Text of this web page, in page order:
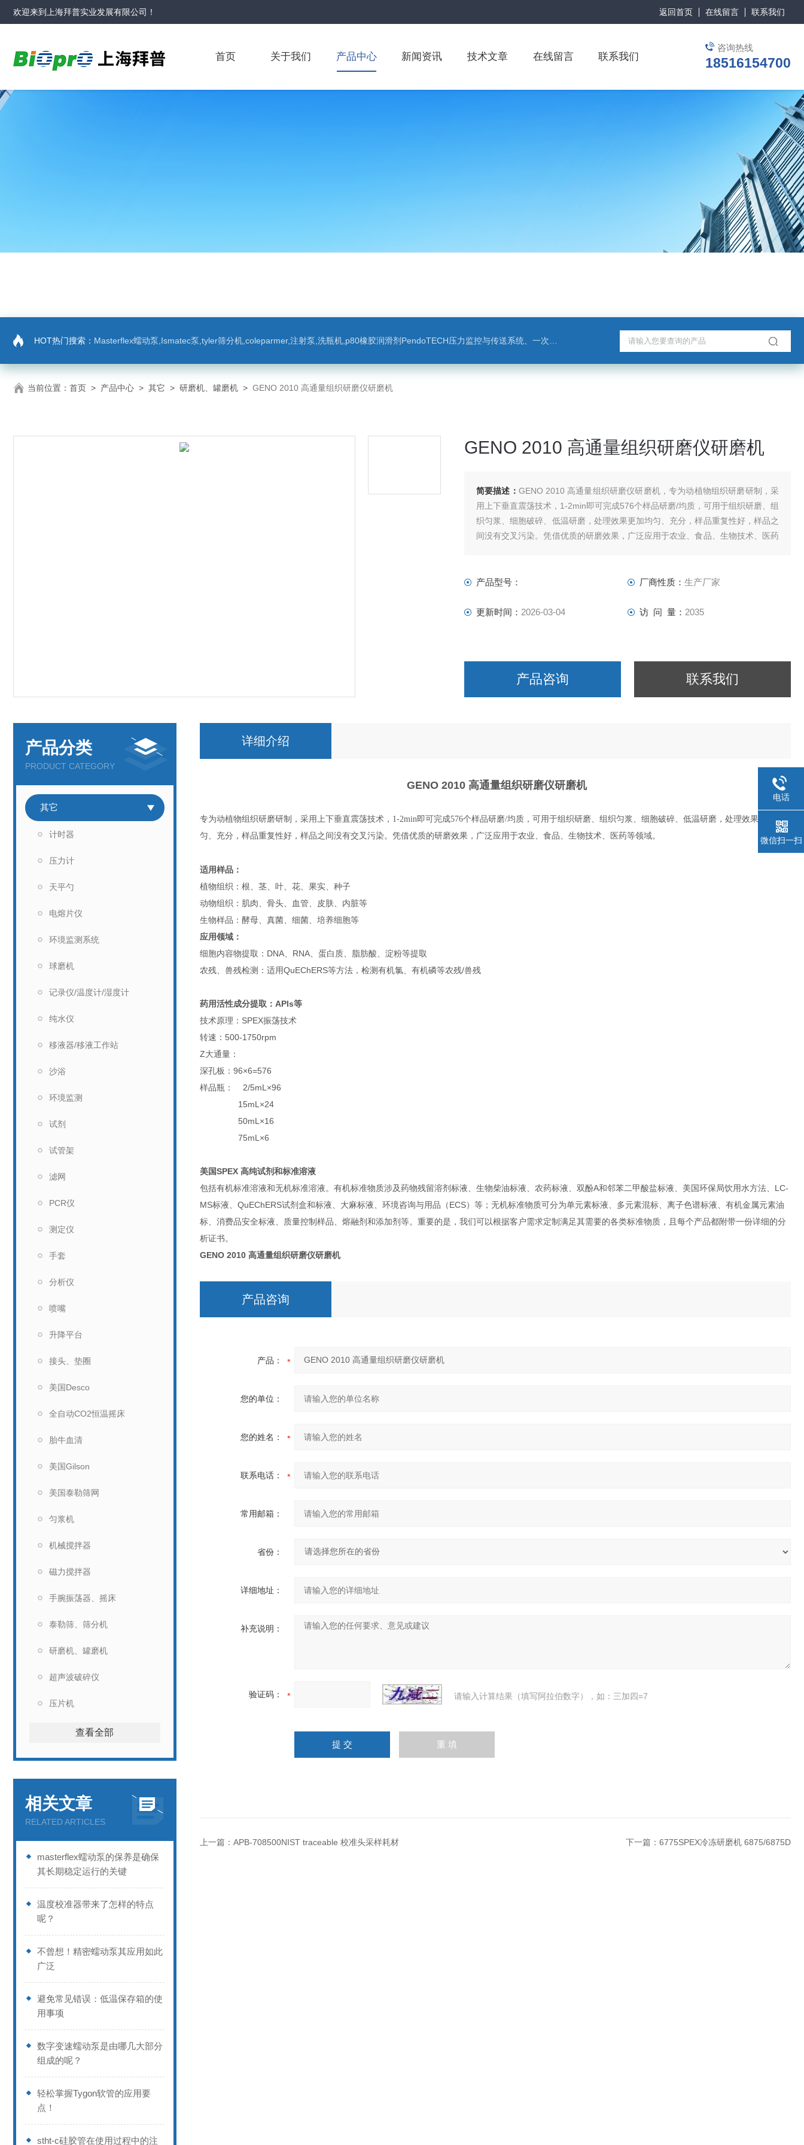
欢迎来到 上海拜普实业发展有限公司 ！ 返回首页 在线留言 联系我们
咨询热线
18516154700
首页 关于我们 产品中心 新闻资讯 技术文章 在线留言 联系我们
HOT热门搜索： Masterflex蠕动泵,Ismatec泵,tyler筛分机,coleparmer,注射泵,洗瓶机,p80橡胶润滑剂PendoTECH压力监控与传送系统、一次压力传感器 ，圣戈班管
当前位置： 首页 > 产品中心 > 其它 > 研磨机、罐磨机 > GENO 2010 高通量组织研磨仪研磨机
GENO 2010 高通量组织研磨仪研磨机
简要描述： GENO 2010 高通量组织研磨仪研磨机，专为动植物组织研磨研制，采
用上下垂直震荡技术，1-2min即可完成576个样品研磨/均质，可用于组织研磨、组
织匀浆、细胞破碎、低温研磨，处理效果更加均匀、充分，样品重复性好，样品之
间没有交叉污染。凭借优质的研磨效果，广泛应用于农业、食品、生物技术、医药
产品型号： 厂商性质： 生产厂家
更新时间： 2026-03-04 访 问 量： 2035
产品咨询 联系我们
产品分类
PRODUCT CATEGORY
其它
计时器
压力计
天平勺
电熔片仪
环境监测系统
球磨机
记录仪/温度计/湿度计
纯水仪
移液器/移液工作站
沙浴
环境监测
试剂
试管架
滤网
PCR仪
测定仪
手套
分析仪
喷嘴
升降平台
接头、垫圈
美国Desco
全自动CO2恒温摇床
胎牛血清
美国Gilson
美国泰勒筛网
匀浆机
机械搅拌器
磁力搅拌器
手腕振荡器、摇床
泰勒筛、筛分机
研磨机、罐磨机
超声波破碎仪
压片机
查看全部
相关文章
RELATED ARTICLES
masterflex蠕动泵的保养是确保
其长期稳定运行的关键
温度校准器带来了怎样的特点
呢？
不曾想！精密蠕动泵其应用如此
广泛
避免常见错误：低温保存箱的使
用事项
数字变速蠕动泵是由哪几大部分
组成的呢？
轻松掌握Tygon软管的应用要
点！
stht-c硅胶管在使用过程中的注
详细介绍
GENO 2010 高通量组织研磨仪研磨机
专为动植物组织研磨研制，采用上下垂直震荡技术，1-2min即可完成576个样品研磨/均质，可用于组织研磨、组织匀浆、细胞破碎、低温研磨，处理效果更加均
匀、充分，样品重复性好，样品之间没有交叉污染。凭借优质的研磨效果，广泛应用于农业、食品、生物技术、医药等领域。
适用样品：
植物组织：根、茎、叶、花、果实、种子
动物组织：肌肉、骨头、血管、皮肤、内脏等
生物样品：酵母、真菌、细菌、培养细胞等
应用领域：
细胞内容物提取：DNA、RNA、蛋白质、脂肪酸、淀粉等提取
农残、兽残检测：适用QuEChERS等方法，检测有机氯、有机磷等农残/兽残
药用活性成分提取：APls等
技术原理：SPEX振荡技术
转速：500-1750rpm
Z大通量：
深孔板：96×6=576
样品瓶： 2/5mL×96
15mL×24
50mL×16
75mL×6
美国SPEX 高纯试剂和标准溶液
包括有机标准溶液和无机标准溶液。有机标准物质涉及药物残留溶剂标液、生物柴油标液、农药标液、双酚A和邻苯二甲酸盐标液、美国环保局饮用水方法、LC-
MS标液、QuEChERS试剂盒和标液、大麻标液、环境咨询与用品（ECS）等；无机标准物质可分为单元素标液、多元素混标、离子色谱标液、有机金属元素油
标、消费品安全标液、质量控制样品、熔融剂和添加剂等。重要的是，我们可以根据客户需求定制满足其需要的各类标准物质，且每个产品都附带一份详细的分
析证书。
GENO 2010 高通量组织研磨仪研磨机
产品咨询
产品：
您的单位：
您的姓名：
联系电话：
常用邮箱：
省份：
详细地址：
补充说明：
验证码： 请输入计算结果（填写阿拉伯数字），如：三加四=7
上一篇： APB-708500NIST traceable 校准头采样耗材 下一篇： 6775SPEX冷冻研磨机 6875/6875D
电话
微信扫一扫